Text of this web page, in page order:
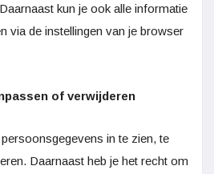
kun je ook alle informatie
via de instellingen van je browser
of verwijderen
in te zien, te
Daarnaast heb je het recht om